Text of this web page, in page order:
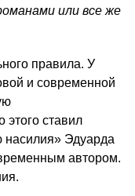
или все же
правила. У
и современной
ставил
Эдуарда
автором.